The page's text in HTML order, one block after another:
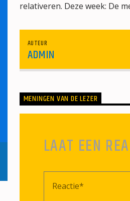
relativeren. Deze week: De
AUTEUR
ADMIN
MENINGEN VAN DE LEZER
LAAT EEN